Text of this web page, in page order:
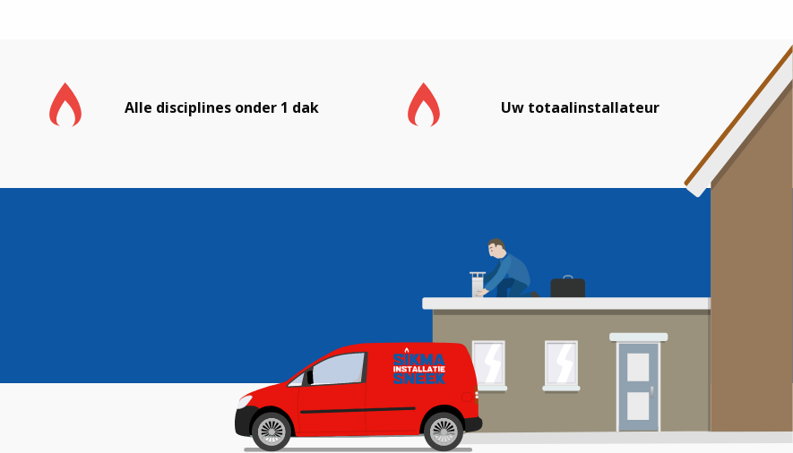
Alle disciplines onder 1 dak Uw totaalinstallateur